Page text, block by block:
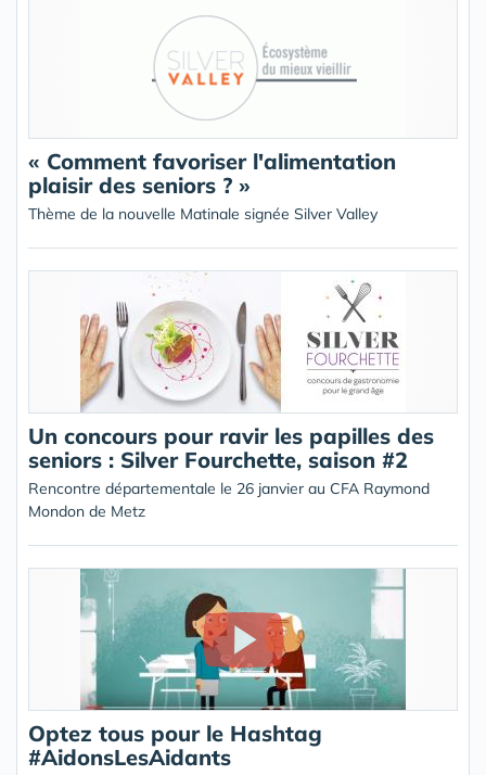
« Comment favoriser l'alimentation
plaisir des seniors ? »
Thème de la nouvelle Matinale signée Silver Valley
Un concours pour ravir les papilles des
seniors : Silver Fourchette, saison #2
Rencontre départementale le 26 janvier au CFA Raymond
Mondon de Metz
Optez tous pour le Hashtag
#AidonsLesAidants